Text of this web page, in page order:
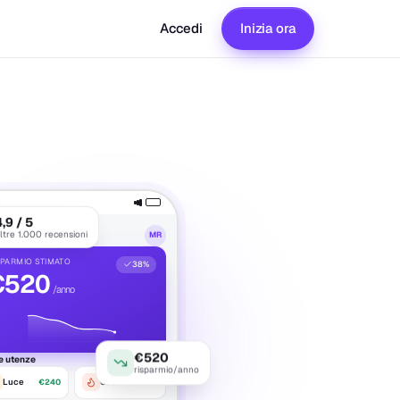
Accedi Inizia ora
/ 5
1.000 recensioni
€520
risparmio/anno
MR
STIMATO
520 /anno
38%
utenze Dettagli
Luce €240 Gas €180